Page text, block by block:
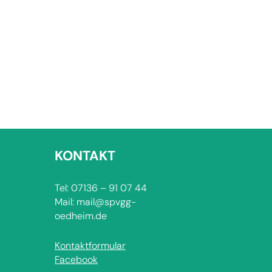
KONTAKT
Tel: 07136 – 91 07 44
Mail: mail@spvgg-
oedheim.de
Kontaktformular
Facebook